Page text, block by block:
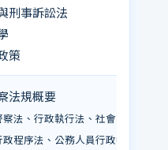
刑事訴訟法
策
法規概要
察法、行政執行法、社會秩序維護
程序法、公務人員行政中立法）